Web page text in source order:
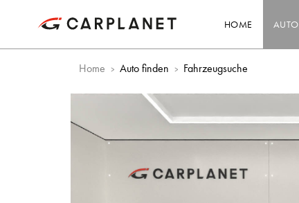
HOME
Home Auto finden Fahrzeugsuche